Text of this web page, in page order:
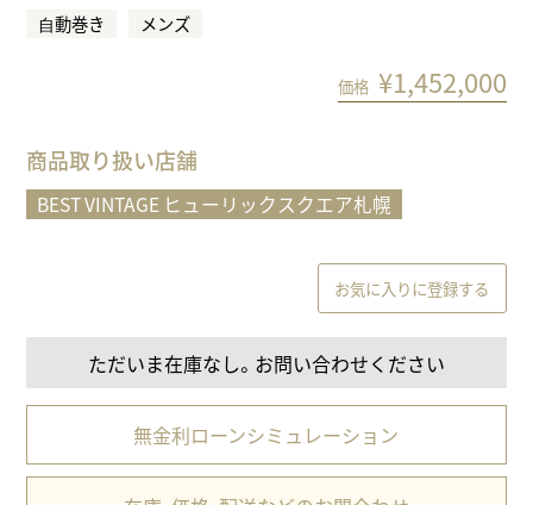
⾃動巻き メンズ
価格 ¥1,452,000
商品取り扱い店舗
BEST VINTAGE ヒューリックスクエア札幌
お気に入りに登録する
ただいま在庫なし。お問い合わせください
無金利ローンシミュレーション